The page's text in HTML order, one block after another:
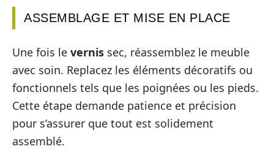
ASSEMBLAGE ET MISE EN PLACE
Une fois le vernis sec, réassemblez le meuble
avec soin. Replacez les éléments décoratifs ou
fonctionnels tels que les poignées ou les pieds.
Cette étape demande patience et précision
pour s’assurer que tout est solidement
assemblé.